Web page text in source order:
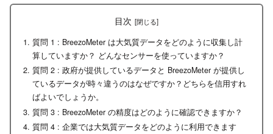
目次
質問 1 : BreezoMeter は大気質データをどのように収集し計
算していますか？ どんなセンサーを使っていますか？
質問 2 : 政府が提供しているデータと BreezoMeter が提供し
ているデータが時々違うのはなぜですか？どちらを信用すれ
ばよいでしょうか。
質問 3 : BreezoMeter の精度はどのように確認できますか？
質問 4 : 企業では大気質データをどのように利用できます